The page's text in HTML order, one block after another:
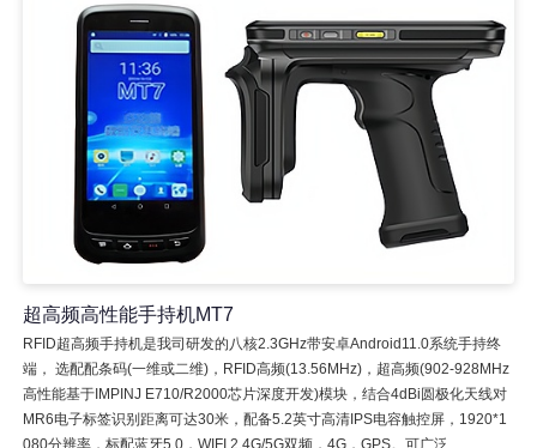
超高频高性能手持机MT7
RFID超高频手持机是我司研发的八核2.3GHz带安卓Android11.0系统手持终
端， 选配配条码(一维或二维)，RFID高频(13.56MHz)，超高频(902-928MHz
高性能基于IMPINJ E710/R2000芯片深度开发)模块，结合4dBi圆极化天线对
MR6电子标签识别距离可达30米，配备5.2英寸高清IPS电容触控屏，1920*1